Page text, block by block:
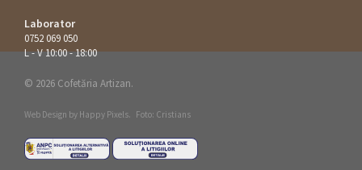
Laborator
0752 069 050
L - V 10:00 - 18:00
© 2026 Cofetăria Artizan.
Web Design by Happy Pixels. Foto: Cristians